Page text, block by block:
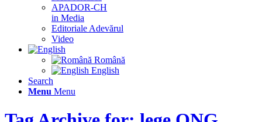
APADOR-CH
in Media
Editoriale Adevărul
Video
Română
English
Search
Menu Menu